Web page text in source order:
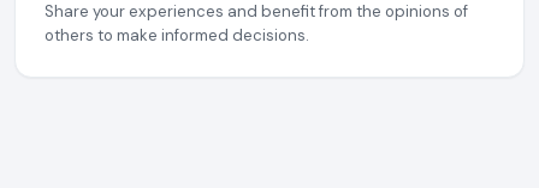
Share your experiences and benefit from the opinions of
others to make informed decisions.